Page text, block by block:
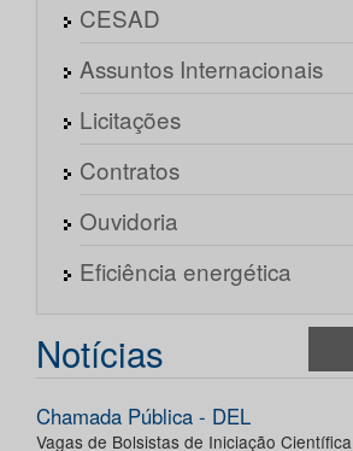
CESAD
Assuntos Internacionais
Licitações
Contratos
Ouvidoria
Eficiência energética
Notícias
Chamada Pública - DEL
Vagas de Bolsistas de Iniciação Científica